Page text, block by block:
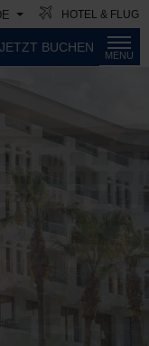
HOTEL & FLUG
MENU
JETZT BUCHEN